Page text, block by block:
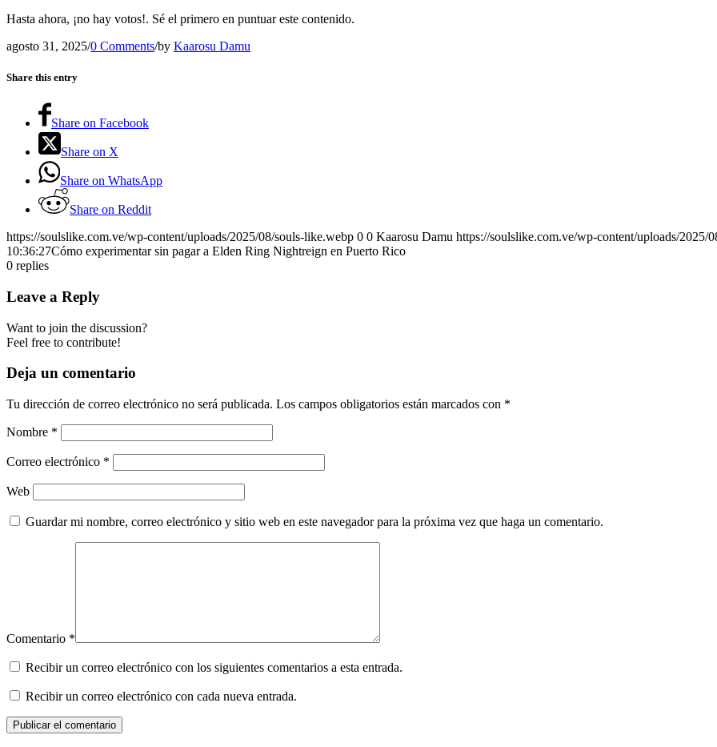
Hasta ahora, ¡no hay votos!. Sé el primero en puntuar este contenido.
agosto 31, 2025/0 Comments/by Kaarosu Damu
Share this entry
Share on Facebook
Share on X
Share on WhatsApp
Share on Reddit
https://soulslike.com.ve/wp-content/uploads/2025/08/souls-like.webp 0 0 Kaarosu Damu https://soulslike.com.ve/wp-content/uploads/2025/
10:36:27Cómo experimentar sin pagar a Elden Ring Nightreign en Puerto Rico
0 replies
Leave a Reply
Want to join the discussion?
Feel free to contribute!
Deja un comentario
Tu dirección de correo electrónico no será publicada. Los campos obligatorios están marcados con *
Nombre *
Correo electrónico *
Web
Guardar mi nombre, correo electrónico y sitio web en este navegador para la próxima vez que haga un comentario.
Comentario *
Recibir un correo electrónico con los siguientes comentarios a esta entrada.
Recibir un correo electrónico con cada nueva entrada.